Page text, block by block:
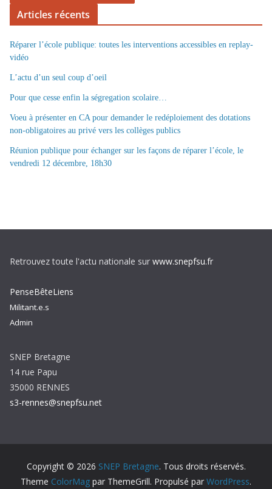
Articles récents
Réparer l’école publique: toutes les interventions accessibles en replay-
vidéo
L’actu d’un seul coup d’oeil
Pour que cesse enfin la ségregation scolaire…
Voeu à présenter en CA pour demander le redéploiement des dotations
non-obligatoires au privé vers les collèges publics
Réunion publique pour échanger sur les façons de réparer l’école, le
vendredi 12 décembre, 18h30
Retrouvez toute l'actu nationale sur www.snepfsu.fr
PenseBêteLiens
Militant.e.s
Admin
SNEP Bretagne
14 rue Papu
35000 RENNES
s3-rennes@snepfsu.net
Copyright © 2026 SNEP Bretagne. Tous droits réservés.
Theme ColorMag par ThemeGrill. Propulsé par WordPress.